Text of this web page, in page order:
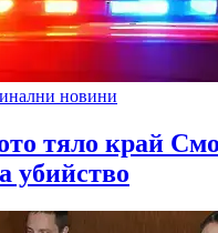
новини
тяло край
убийство